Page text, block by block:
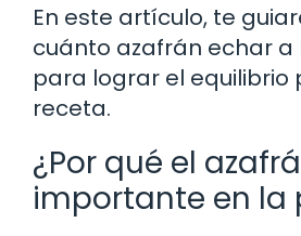
En este artículo, te
cuánto azafrán echar a
para lograr el equilibrio
receta.
¿Por qué el
importante en la